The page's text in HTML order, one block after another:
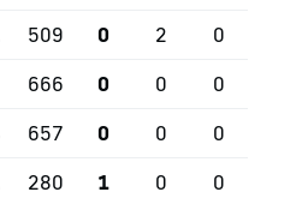
509 0 2 0
666 0 0 0
657 0 0 0
280 1 0 0